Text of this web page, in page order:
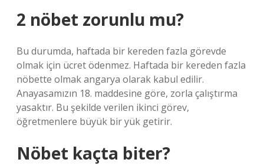
2 nöbet zorunlu mu?
Bu durumda, haftada bir kereden fazla görevde
olmak için ücret ödenmez. Haftada bir kereden fazla
nöbette olmak angarya olarak kabul edilir.
Anayasamızın 18. maddesine göre, zorla çalıştırma
yasaktır. Bu şekilde verilen ikinci görev,
öğretmenlere büyük bir yük getirir.
Nöbet kaçta biter?